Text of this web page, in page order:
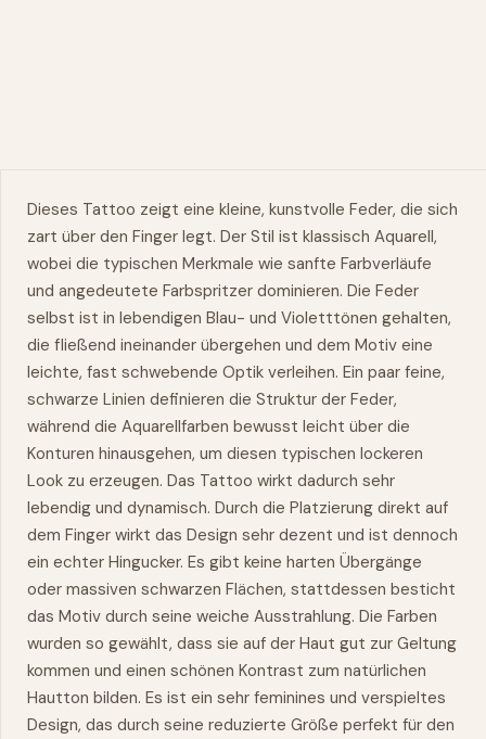
Dieses Tattoo zeigt eine kleine, kunstvolle Feder, die sich
zart über den Finger legt. Der Stil ist klassisch Aquarell,
wobei die typischen Merkmale wie sanfte Farbverläufe
und angedeutete Farbspritzer dominieren. Die Feder
selbst ist in lebendigen Blau- und Violetttönen gehalten,
die fließend ineinander übergehen und dem Motiv eine
leichte, fast schwebende Optik verleihen. Ein paar feine,
schwarze Linien definieren die Struktur der Feder,
während die Aquarellfarben bewusst leicht über die
Konturen hinausgehen, um diesen typischen lockeren
Look zu erzeugen. Das Tattoo wirkt dadurch sehr
lebendig und dynamisch. Durch die Platzierung direkt auf
dem Finger wirkt das Design sehr dezent und ist dennoch
ein echter Hingucker. Es gibt keine harten Übergänge
oder massiven schwarzen Flächen, stattdessen besticht
das Motiv durch seine weiche Ausstrahlung. Die Farben
wurden so gewählt, dass sie auf der Haut gut zur Geltung
kommen und einen schönen Kontrast zum natürlichen
Hautton bilden. Es ist ein sehr feminines und verspieltes
Design, das durch seine reduzierte Größe perfekt für den